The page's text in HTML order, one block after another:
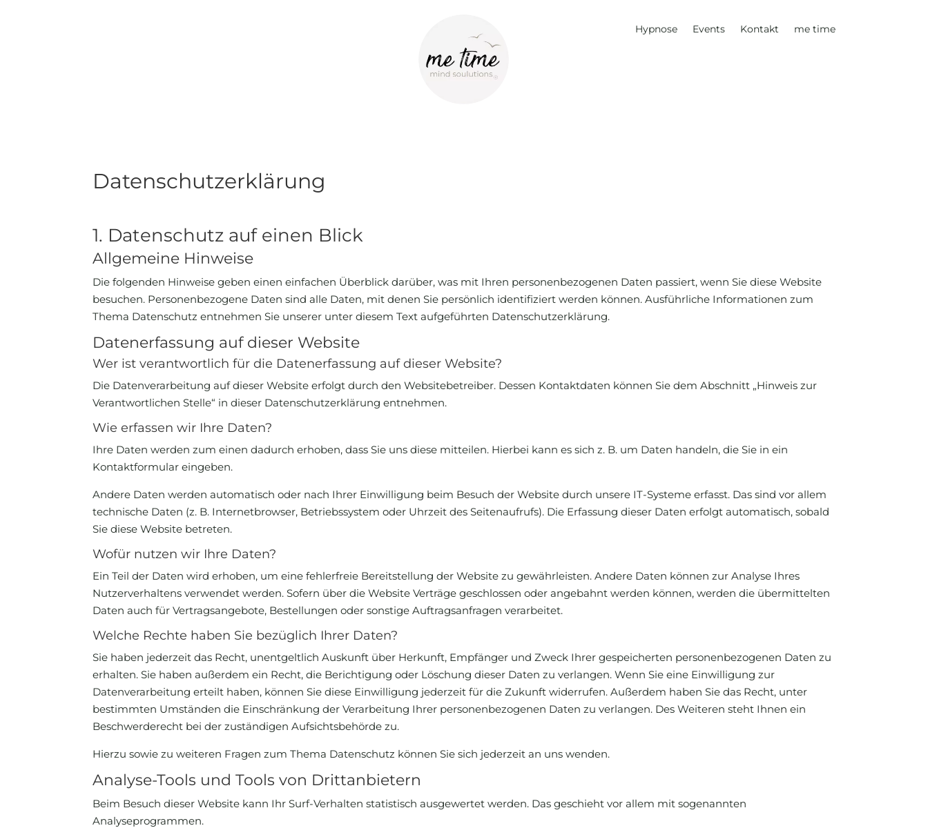
Hypnose Events Kontakt me time
Datenschutz­erklärung
1. Datenschutz auf einen Blick
Allgemeine Hinweise
Die folgenden Hinweise geben einen einfachen Überblick darüber, was mit Ihren personenbezogenen Daten passiert, wenn Sie diese Website
besuchen. Personenbezogene Daten sind alle Daten, mit denen Sie persönlich identifiziert werden können. Ausführliche Informationen zum
Thema Datenschutz entnehmen Sie unserer unter diesem Text aufgeführten Datenschutzerklärung.
Datenerfassung auf dieser Website
Wer ist verantwortlich für die Datenerfassung auf dieser Website?
Die Datenverarbeitung auf dieser Website erfolgt durch den Websitebetreiber. Dessen Kontaktdaten können Sie dem Abschnitt „Hinweis zur
Verantwortlichen Stelle“ in dieser Datenschutzerklärung entnehmen.
Wie erfassen wir Ihre Daten?
Ihre Daten werden zum einen dadurch erhoben, dass Sie uns diese mitteilen. Hierbei kann es sich z. B. um Daten handeln, die Sie in ein
Kontaktformular eingeben.
Andere Daten werden automatisch oder nach Ihrer Einwilligung beim Besuch der Website durch unsere IT-Systeme erfasst. Das sind vor allem
technische Daten (z. B. Internetbrowser, Betriebssystem oder Uhrzeit des Seitenaufrufs). Die Erfassung dieser Daten erfolgt automatisch, sobald
Sie diese Website betreten.
Wofür nutzen wir Ihre Daten?
Ein Teil der Daten wird erhoben, um eine fehlerfreie Bereitstellung der Website zu gewährleisten. Andere Daten können zur Analyse Ihres
Nutzerverhaltens verwendet werden. Sofern über die Website Verträge geschlossen oder angebahnt werden können, werden die übermittelten
Daten auch für Vertragsangebote, Bestellungen oder sonstige Auftragsanfragen verarbeitet.
Welche Rechte haben Sie bezüglich Ihrer Daten?
Sie haben jederzeit das Recht, unentgeltlich Auskunft über Herkunft, Empfänger und Zweck Ihrer gespeicherten personenbezogenen Daten zu
erhalten. Sie haben außerdem ein Recht, die Berichtigung oder Löschung dieser Daten zu verlangen. Wenn Sie eine Einwilligung zur
Datenverarbeitung erteilt haben, können Sie diese Einwilligung jederzeit für die Zukunft widerrufen. Außerdem haben Sie das Recht, unter
bestimmten Umständen die Einschränkung der Verarbeitung Ihrer personenbezogenen Daten zu verlangen. Des Weiteren steht Ihnen ein
Beschwerderecht bei der zuständigen Aufsichtsbehörde zu.
Hierzu sowie zu weiteren Fragen zum Thema Datenschutz können Sie sich jederzeit an uns wenden.
Analyse-Tools und Tools von Dritt­anbietern
Beim Besuch dieser Website kann Ihr Surf-Verhalten statistisch ausgewertet werden. Das geschieht vor allem mit sogenannten
Analyseprogrammen.